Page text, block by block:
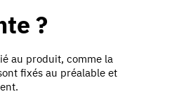
?
au produit, comme la
fixés au préalable et